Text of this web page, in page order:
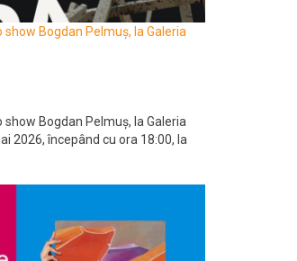
show Bogdan Pelmuș, la Galeria
show Bogdan Pelmuș, la Galeria
2026, începând cu ora 18:00, la